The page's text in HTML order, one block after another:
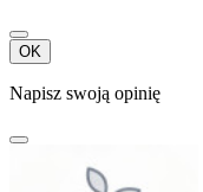
OK
Napisz swoją opinię